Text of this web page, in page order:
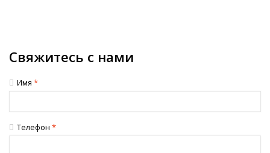
Свяжитесь с нами
Имя *
Телефон *